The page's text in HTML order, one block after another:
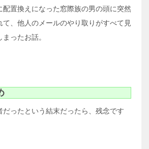
配置換えになった窓際族の男の頭に突然
て、他人のメールのやり取りがすべて見
ったお話。
だったという結末だったら、残念です